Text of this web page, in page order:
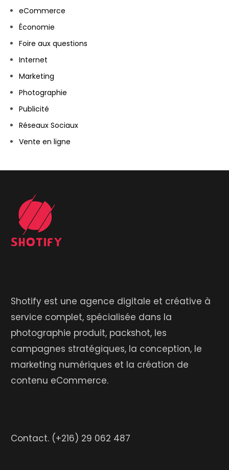
eCommerce
Économie
Foire aux questions
Internet
Marketing
Photographie
Publicité
Réseaux Sociaux
Vente en ligne
Shotify est une agence digitale et créative à
service complet, spécialisée dans la
photographie produit, packshot, les
campagnes stratégiques, la conception, le
marketing numériques et la création de
contenu eCommerce.
Contact. (+216) 29 062 487